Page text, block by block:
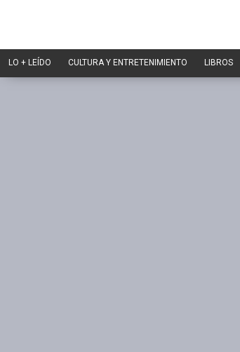
LO + LEÍDO CULTURA Y ENTRETENIMIENTO LIBROS